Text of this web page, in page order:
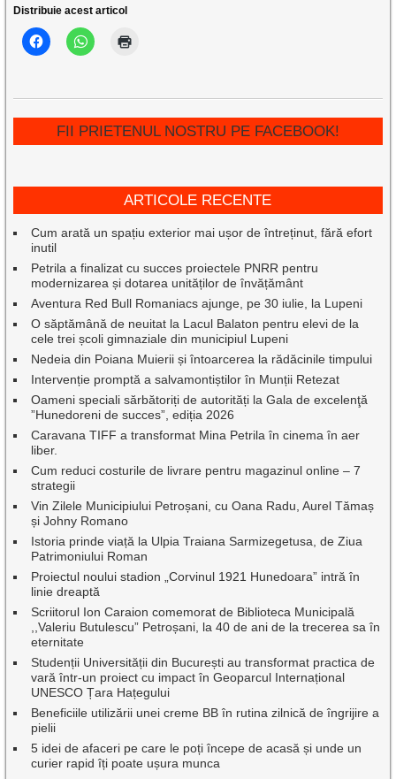
Distribuie acest articol
FII PRIETENUL NOSTRU PE FACEBOOK!
ARTICOLE RECENTE
Cum arată un spațiu exterior mai ușor de întreținut, fără efort
inutil
Petrila a finalizat cu succes proiectele PNRR pentru
modernizarea și dotarea unităților de învățământ
Aventura Red Bull Romaniacs ajunge, pe 30 iulie, la Lupeni
O săptămână de neuitat la Lacul Balaton pentru elevi de la
cele trei școli gimnaziale din municipiul Lupeni
Nedeia din Poiana Muierii și întoarcerea la rădăcinile timpului
Intervenție promptă a salvamontiștilor în Munții Retezat
Oameni speciali sărbătoriți de autorități la Gala de excelenţă
”Hunedoreni de succes”, ediția 2026
Caravana TIFF a transformat Mina Petrila în cinema în aer
liber.
Cum reduci costurile de livrare pentru magazinul online – 7
strategii
Vin Zilele Municipiului Petroșani, cu Oana Radu, Aurel Tămaș
și Johny Romano
Istoria prinde viață la Ulpia Traiana Sarmizegetusa, de Ziua
Patrimoniului Roman
Proiectul noului stadion „Corvinul 1921 Hunedoara” intră în
linie dreaptă
Scriitorul Ion Caraion comemorat de Biblioteca Municipală
,,Valeriu Butulescu” Petroșani, la 40 de ani de la trecerea sa în
eternitate
Studenții Universității din București au transformat practica de
vară într-un proiect cu impact în Geoparcul Internațional
UNESCO Țara Hațegului
Beneficiile utilizării unei creme BB în rutina zilnică de îngrijire a
pielii
5 idei de afaceri pe care le poți începe de acasă și unde un
curier rapid îți poate ușura munca